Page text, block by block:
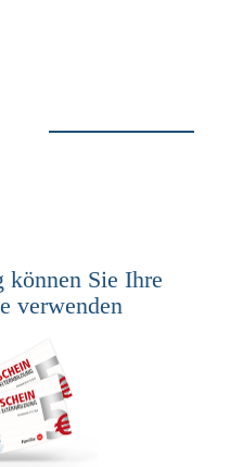
können Sie Ihre
verwenden